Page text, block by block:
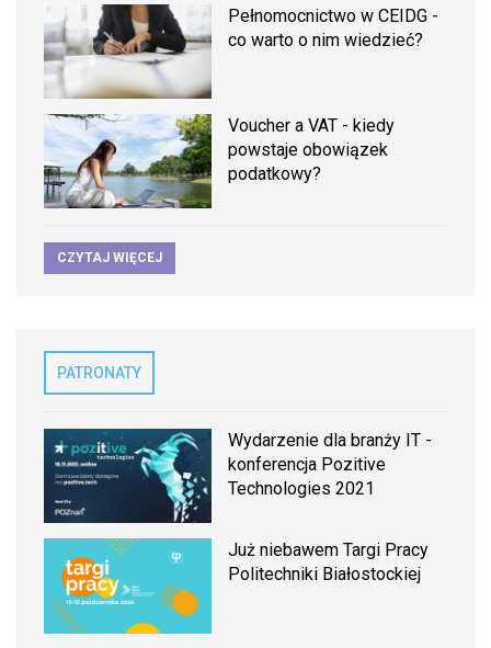
Pełnomocnictwo w CEIDG -
co warto o nim wiedzieć?
Voucher a VAT - kiedy
powstaje obowiązek
podatkowy?
CZYTAJ WIĘCEJ
PATRONATY
Wydarzenie dla branży IT -
konferencja Pozitive
Technologies 2021
Już niebawem Targi Pracy
Politechniki Białostockiej